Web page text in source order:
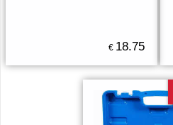
€ 18.75